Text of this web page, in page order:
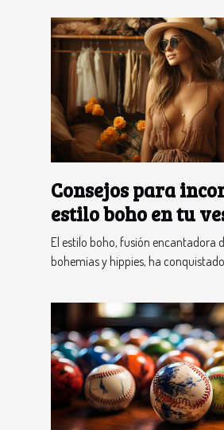
Consejos para
estilo boho en tu
diario
El estilo boho, fusión encantadora
bohemias y hippies, ha